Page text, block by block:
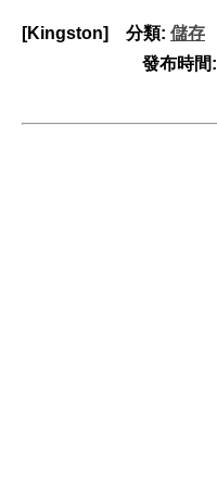
[Kingston] 分類: 儲存
發布時間: